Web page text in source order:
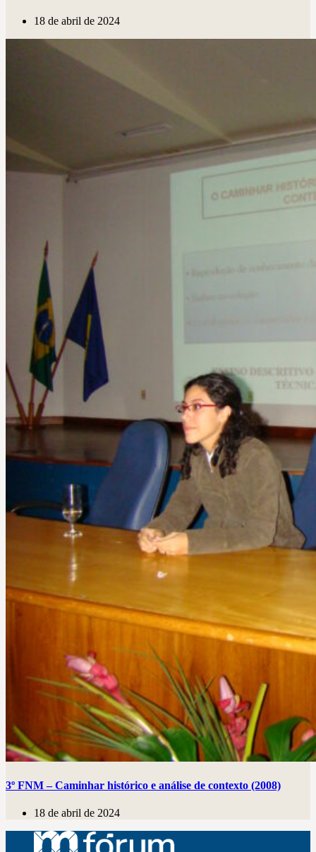
18 de abril de 2024
3º FNM – Caminhar histórico e análise de contexto (2008)
18 de abril de 2024